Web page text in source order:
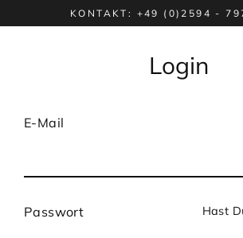
zum
KONTAKT: +49 (0)2594 -
Login
E-Mail
Passwort
Hast